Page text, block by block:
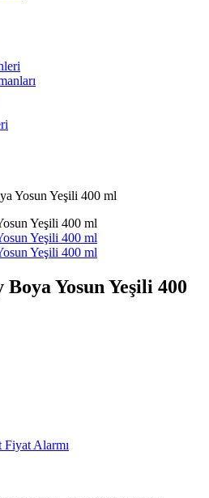
Yosun Yeşili 400 ml
Boya Yosun Yeşili 400
Fiyat Alarmı